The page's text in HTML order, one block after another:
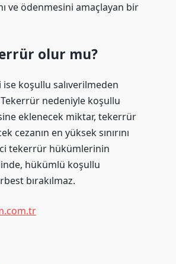
ve ödenmesini amaçlayan bir
olur mu?
koşullu salıverilmeden
nedeniyle koşullu
eklenecek miktar, tekerrür
cezanın en yüksek sınırını
tekerrür hükümlerinin
hükümlü koşullu
bırakılmaz.